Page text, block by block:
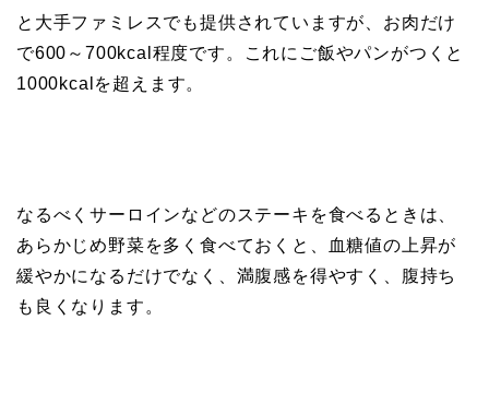
と大手ファミレスでも提供されていますが、お肉だけ
で600～700kcal程度です。これにご飯やパンがつくと
1000kcalを超えます。
なるべくサーロインなどのステーキを食べるときは、
あらかじめ野菜を多く食べておくと、血糖値の上昇が
緩やかになるだけでなく、満腹感を得やすく、腹持ち
も良くなります。